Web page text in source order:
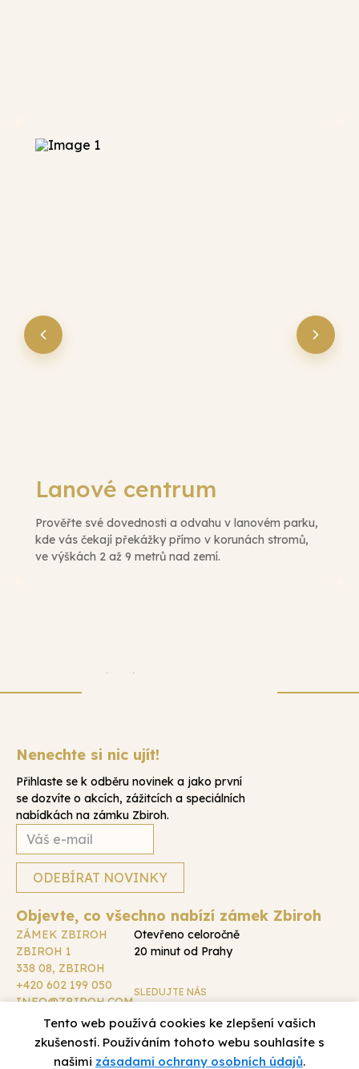
Lanové centrum
Prověřte své dovednosti a odvahu v lanovém parku,
kde vás čekají překážky přímo v korunách stromů,
ve výškách 2 až 9 metrů nad zemí.
Nenechte si nic ujít!
Přihlaste se k odběru novinek a jako první
se dozvíte o akcích, zážitcích a speciálních
nabídkách na zámku Zbiroh.
Objevte, co všechno nabízí zámek Zbiroh
ZÁMEK ZBIROH
ZBIROH 1
338 08, ZBIROH
+420 602 199 050
INFO@ZBIROH.COM
DALŠÍ KONTAKTY
Otevřeno celoročně
20 minut od Prahy
SLEDUJTE NÁS
Zásady zpracování osobních údajů
Zbiroh 2026
Tento web používá cookies ke zlepšení vašich
zkušeností. Používáním tohoto webu souhlasíte s
našimi zásadami ochrany osobních údajů.